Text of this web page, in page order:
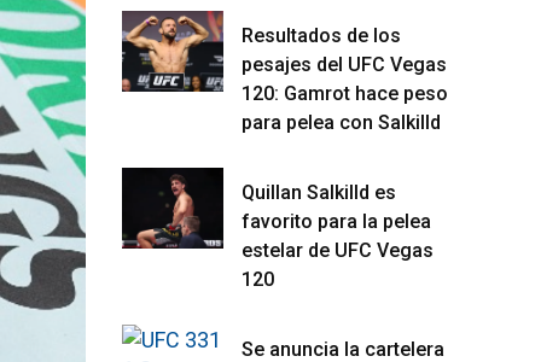
Resultados de los
pesajes del UFC Vegas
120: Gamrot hace peso
para pelea con Salkilld
Quillan Salkilld es
favorito para la pelea
estelar de UFC Vegas
120
Se anuncia la cartelera